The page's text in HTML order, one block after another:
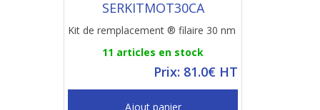
SERKITMOT30CA
Kit de remplacement ® filaire 30 nm
11 articles en stock
Prix: 81.0€ HT
Ajout panier